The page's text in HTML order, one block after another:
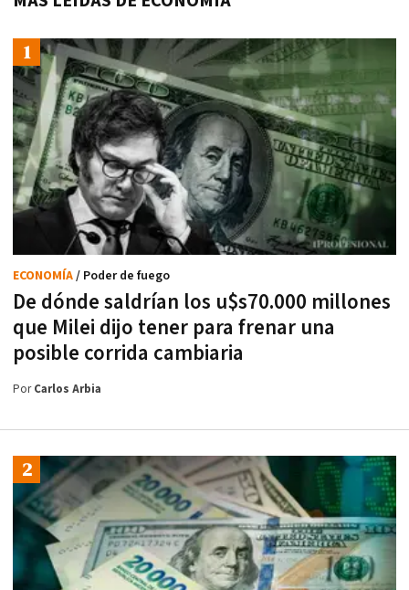
De dónde saldrían los u$s70.000 millones
que Milei dijo tener para frenar una
posible corrida cambiaria
ECONOMÍA/ Poder de fuego
PorCarlos Arbia